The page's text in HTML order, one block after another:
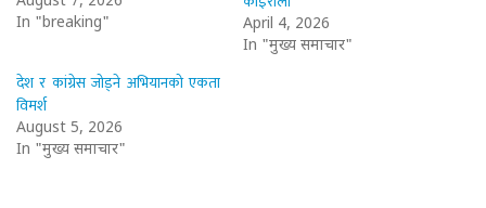
In "breaking"
April 4, 2026
In "मुख्य समाचार"
देश र कांग्रेस जोड्ने अभियानको एकता
विमर्श
August 5, 2026
In "मुख्य समाचार"